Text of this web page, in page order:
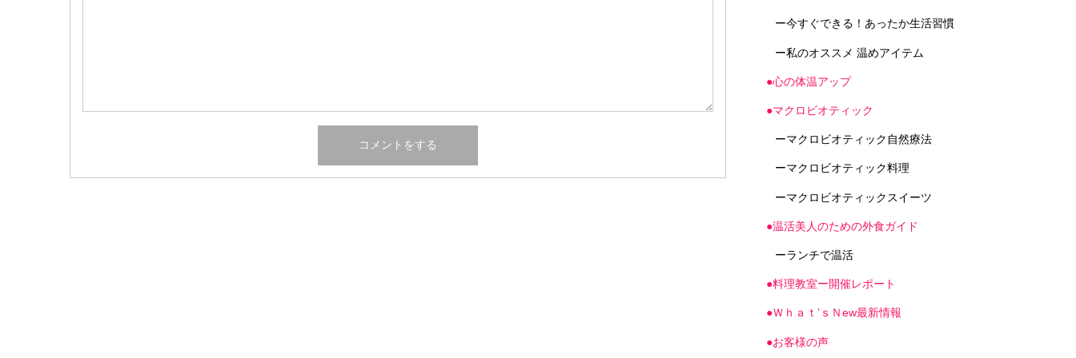
ー今すぐできる！あったか生活習慣
ー私のオススメ 温めアイテム
●心の体温アップ
●マクロビオティック
ーマクロビオティック自然療法
ーマクロビオティック料理
ーマクロビオティックスイーツ
●温活美人のための外食ガイド
ーランチで温活
●料理教室ー開催レポート
●Ｗｈａｔ’ｓＮew最新情報
●お客様の声